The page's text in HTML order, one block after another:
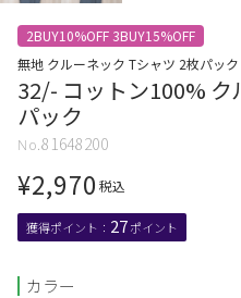
2BUY10%OFF 3BUY15%OFF
無地 クルーネック Tシャツ 2枚パッ
32/- コットン100%
パック
81648200
¥2,970 税込
27
カラー